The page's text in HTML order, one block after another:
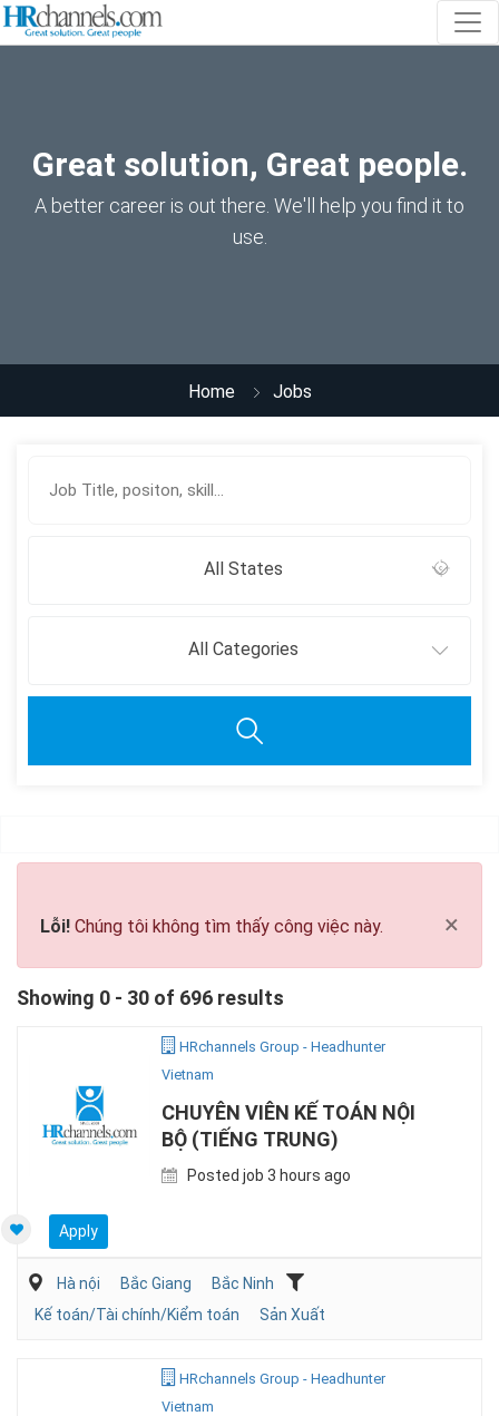
Great solution, Great people.
A better career is out there. We'll help you find it to
use.
Home Jobs
All States
All Categories
×
Lỗi! Chúng tôi không tìm thấy công việc này.
Showing 0 - 30 of 696 results
HRchannels Group - Headhunter
Vietnam
CHUYÊN VIÊN KẾ TOÁN NỘI
BỘ (TIẾNG TRUNG)
Posted job 3 hours ago
Apply
Hà nội Bắc Giang
Bắc Ninh
Kế toán/Tài chính/Kiểm toán
Sản Xuất
HRchannels Group - Headhunter
Vietnam